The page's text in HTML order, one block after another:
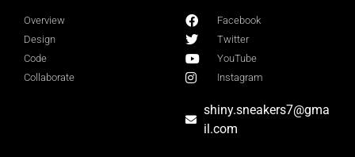
Overview
Design
Code
Collaborate
Facebook
Twitter
YouTube
Instagram
shiny.sneakers7@gma
il.com